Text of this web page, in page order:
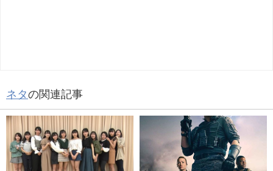
ネタの関連記事